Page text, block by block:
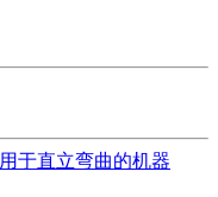
用于直立弯曲的机器